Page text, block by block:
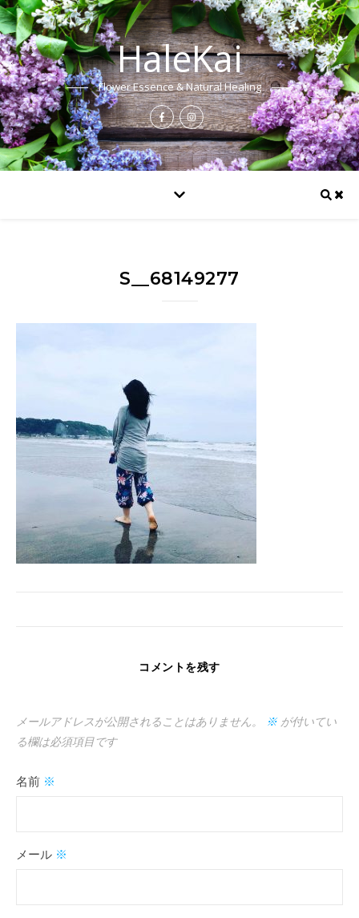
HaleKai
Flower Essence & Natural Healing
S__68149277
コメントを残す
メールアドレスが公開されることはありません。 ※が付いてい
る欄は必須項目です
名前 ※
メール ※